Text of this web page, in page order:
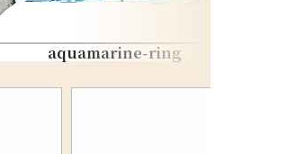
aquamarine-ring